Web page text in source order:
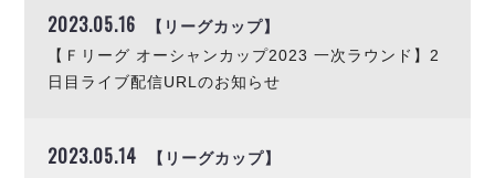
立川アスレティックFC
ペスカドーラ町田
湘南ベルマーレ
シュライカー大阪
2023.05.16 【リーグカップ】
【Ｆリーグ オーシャンカップ2023 一次ラウンド】2
日目ライブ配信URLのお知らせ
2023.05.14 【リーグカップ】